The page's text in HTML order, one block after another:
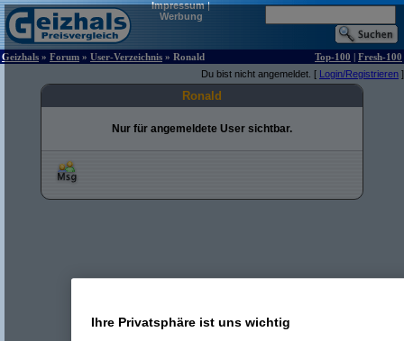
Impressum|
Werbung
Geizhals » Forum » User-Verzeichnis » Ronald Top-100 | Fresh-100
Du bist nicht angemeldet. [ Login/Registrieren ]
Ronald
Nur für angemeldete User sichtbar.
Ihre Privatsphäre ist uns wichtig